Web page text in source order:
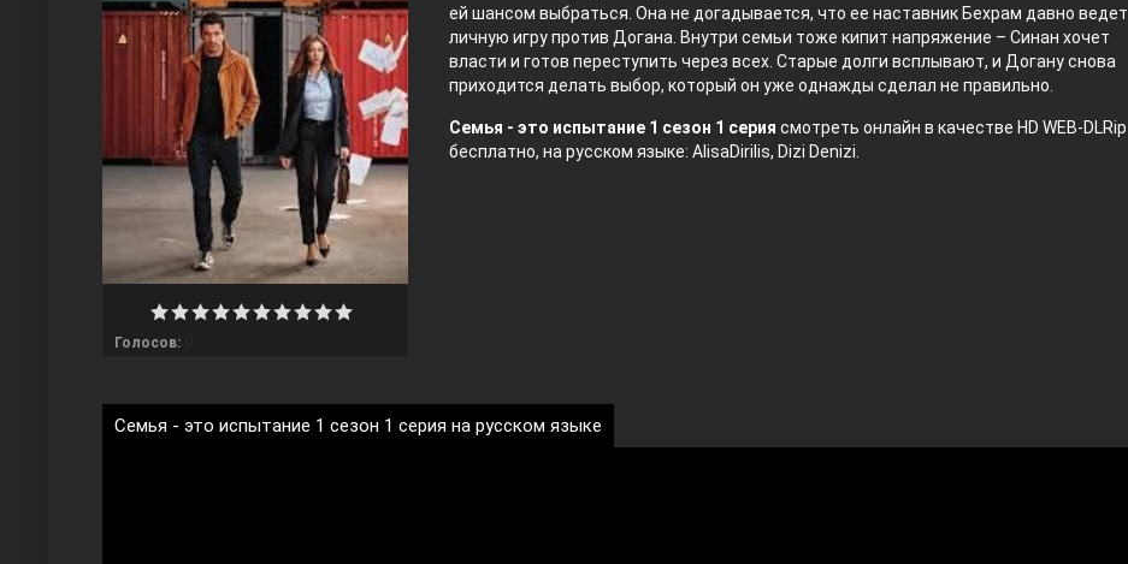
Правосyдие
Любовь напрокат
ей шансом выбраться. Она не догадывается, что ее наставник Бехрам давно ведет
личную игру против Догана. Внутри семьи тоже кипит напряжение – Синан хочет
власти и готов переступить через всех. Старые долги всплывают, и Догану снова
приходится делать выбор, который он уже однажды сделал не правильно.
Семья - это испытание 1 сезон 1 серия смотреть онлайн в качестве HD WEB-DLRip
бесплатно, на русском языке: AlisaDirilis, Dizi Denizi.
Голосов:
Семья - это испытание 1 сезон 1 серия на русском языке